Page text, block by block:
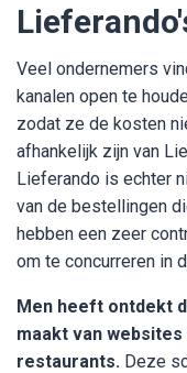
Veel ondernemers
kanalen open te
zodat ze de kosten
afhankelijk zijn van
Lieferando is echter
van de bestellingen
hebben een zeer
om te concurreren in
Men heeft ontdekt
maakt van
restaurants. Deze